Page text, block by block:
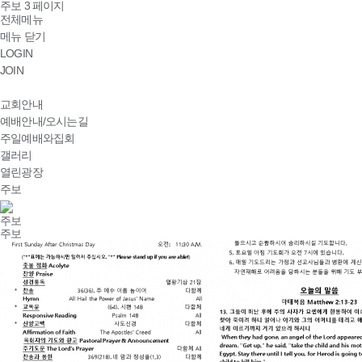
주보 3 페이지
전체메뉴
메뉴 닫기
LOGIN
JOIN
교회안내
예배안내/오시는길
주일예배와집회
갤러리
열린광장
주보
주보
주보